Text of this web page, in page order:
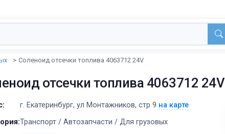
Соленоид отсечки топлива 4063712 24V
отсечки топлива 4063712 24V
г. Екатеринбург, ул Монтажников, стр 9 на карте
Транспорт / Автозапчасти / Для грузовых